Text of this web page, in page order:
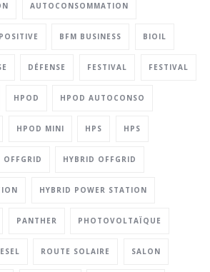
AUTOCONSOMMATION
BFM BUSINESS BIOIL
DÉFENSE FESTIVAL FESTIVAL
HPOD HPOD AUTOCONSO
HPOD MINI HPS HPS
OFFGRID HYBRID OFFGRID
HYBRID POWER STATION
PANTHER PHOTOVOLTAÏQUE
ROUTE SOLAIRE SALON